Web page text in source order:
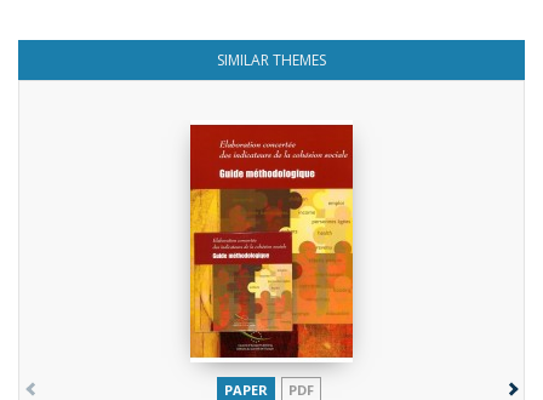
SIMILAR THEMES
PAPER PDF